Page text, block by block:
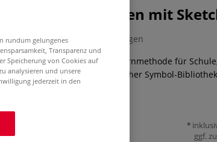
Let´s sketch! Lernen mit
0 Bewertungen
- die erfolgreiche Lernmethode für
Weiterbildung – Mit praktischer Symbol-Bibliothek
ggf.
rundum gelungenes
Transparenz und
Speicherung von Cookies auf
analysieren und unsere
jederzeit in den